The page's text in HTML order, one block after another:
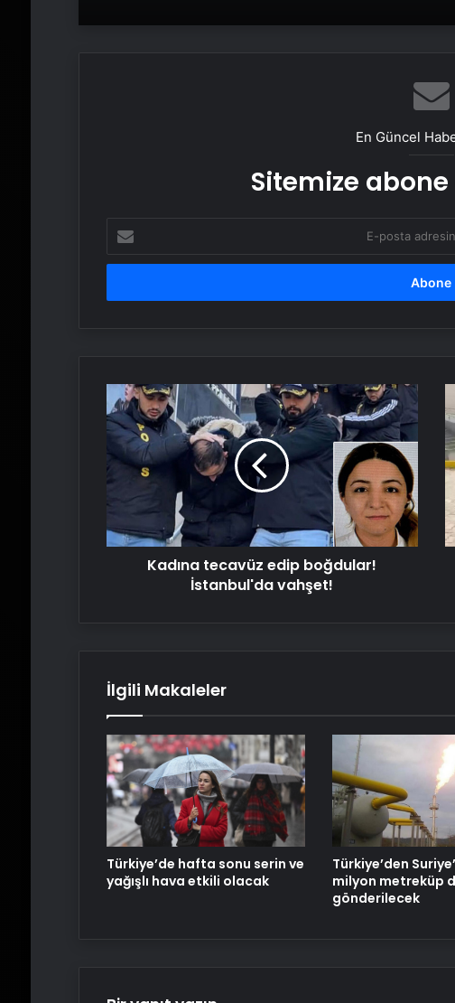
En Güncel
Sitemize
posta
adresinizi
Kadına
tecavüz
edip
boğdular!
İstanbul'da
vahşet!
Kadına tecavüz edip boğdular!
İstanbul'da vahşet!
İlgili Makaleler
Türkiye’de hafta sonu serin ve
yağışlı hava etkili olacak
Türkiye’den
milyon metreküp
gönderilecek